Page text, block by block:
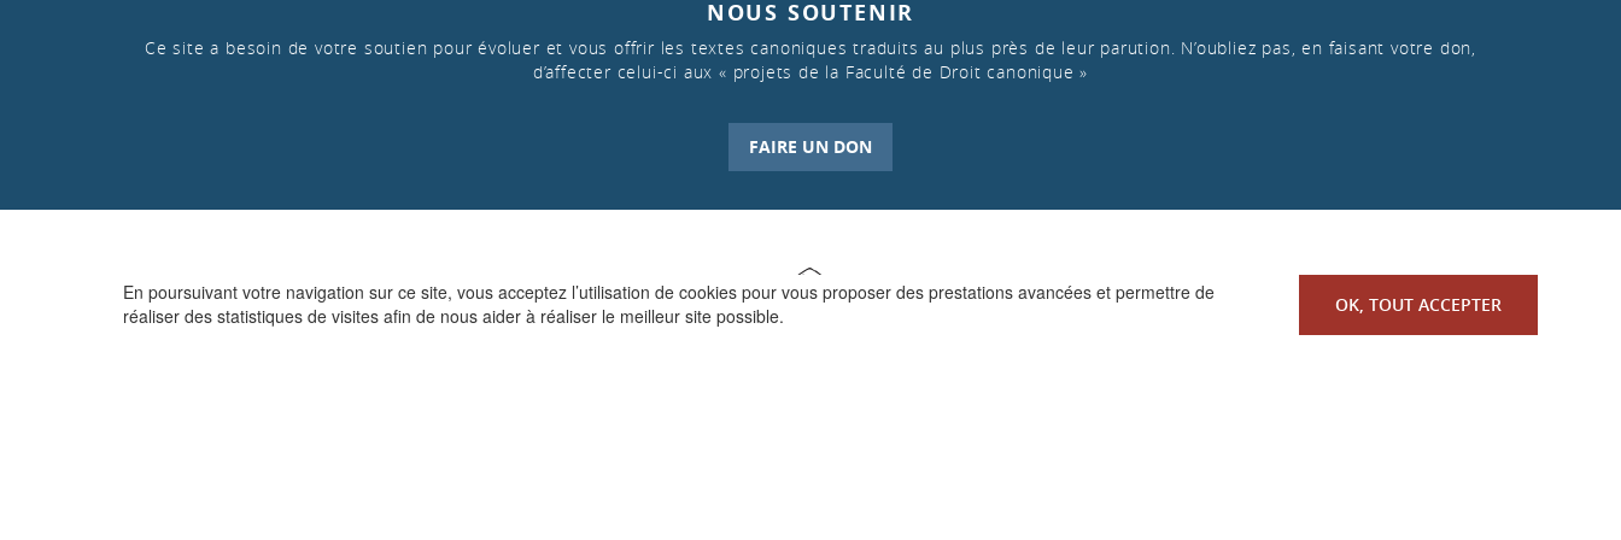
En poursuivant votre navigation sur ce site, vous acceptez l’utilisation de cookies pour vous proposer des prestations avancées et permettre de
réaliser des statistiques de visites afin de nous aider à réaliser le meilleur site possible.
OK, TOUT ACCEPTER
NOUS SOUTENIR
Ce site a besoin de votre soutien pour évoluer et vous offrir les textes canoniques traduits au plus près de leur parution. N’oubliez pas, en faisant votre don,
d’affecter celui-ci aux « projets de la Faculté de Droit canonique »
FAIRE UN DON